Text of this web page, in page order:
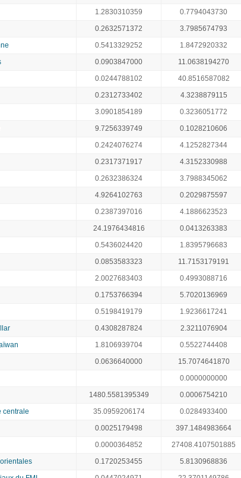
1.2830310359
0.7794043730
0.2632571372
3.7985674793
0.5413329252
1.8472920332
0.0903847000
11.0638194270
0.0244788102
40.8516587082
0.2312733402
4.3238879115
3.0901854189
0.3236051772
9.7256339749
0.1028210606
0.2424076274
4.1252827344
0.2317371917
4.3152330988
0.2632386324
3.7988345062
4.9264102763
0.2029875597
0.2387397016
4.1886623523
24.1976434816
0.0413263383
0.5436024420
1.8395796683
0.0853583323
11.7153179191
2.0027683403
0.4993088716
0.1753766394
5.7020136969
0.5198419179
1.9236617241
0.4308287824
2.3211076904
1.8106939704
0.5522744408
0.0636640000
15.7074641870
0.0000000000
1480.5581395349
0.0006754210
centrale 35.0959206174
0.0284933400
0.0025179498
397.1484983664
0.0000364852
27408.4107501885
0.1720253455
5.8130968836